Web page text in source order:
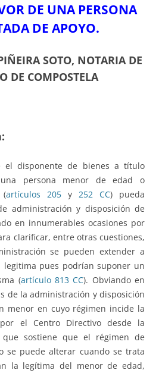
DE UNA PERSONA
DE APOYO.
SOTO, NOTARIA DE
DE COMPOSTELA
el disponente de bienes a título
persona menor de edad o
(artículos 205 y 252 CC) pueda
administración y disposición de
en innumerables ocasiones por
clarificar, entre otras cuestiones,
se pueden extender a
pues podrían suponer un
(artículo 813 CC). Obviando en
de la administración y disposición
menor en cuyo régimen incide la
el Centro Directivo desde la
que sostiene que el régimen de
se puede alterar cuando se trata
la legítima del menor de edad,